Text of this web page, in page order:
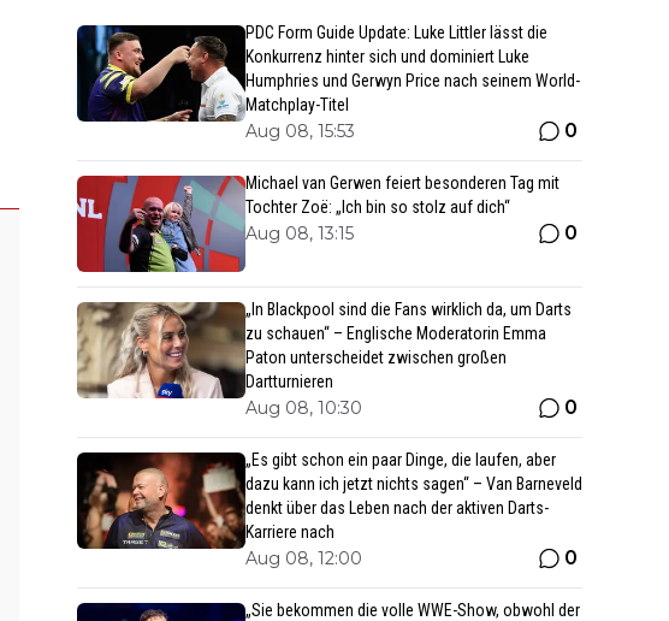
PDC Form Guide Update: Luke Littler lässt die
Konkurrenz hinter sich und dominiert Luke
Humphries und Gerwyn Price nach seinem World-
Matchplay-Titel
Aug 08, 15:53 0
Michael van Gerwen feiert besonderen Tag mit
Tochter Zoë: „Ich bin so stolz auf dich“
Aug 08, 13:15 0
„In Blackpool sind die Fans wirklich da, um Darts
zu schauen“ – Englische Moderatorin Emma
Paton unterscheidet zwischen großen
Dartturnieren
Aug 08, 10:30 0
„Es gibt schon ein paar Dinge, die laufen, aber
dazu kann ich jetzt nichts sagen“ – Van Barneveld
denkt über das Leben nach der aktiven Darts-
Karriere nach
Aug 08, 12:00 0
„Sie bekommen die volle WWE-Show, obwohl der